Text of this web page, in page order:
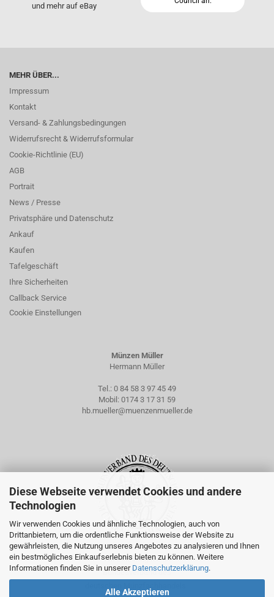
Diese Webseite verwendet Cookies und andere
Technologien
Wir verwenden Cookies und ähnliche Technologien, auch von
Drittanbietern, um die ordentliche Funktionsweise der Website zu
gewährleisten, die Nutzung unseres Angebotes zu analysieren und Ihnen
ein bestmögliches Einkaufserlebnis bieten zu können. Weitere
Informationen finden Sie in unserer Datenschutzerklärung.
Alle Akzeptieren
und mehr auf eBay
MEHR ÜBER...
Impressum
Kontakt
Versand- & Zahlungsbedingungen
Widerrufsrecht & Widerrufsformular
Cookie-Richtlinie (EU)
AGB
Portrait
News / Presse
Privatsphäre und Datenschutz
Ankauf
Kaufen
Tafelgeschäft
Ihre Sicherheiten
Callback Service
Cookie Einstellungen
Münzen Müller
Hermann Müller
Tel.: 0 84 58 3 97 45 49
Mobil: 0174 3 17 31 59
hb.mueller@muenzenmueller.de
Wir sind Mitglied im
Bundesverband des